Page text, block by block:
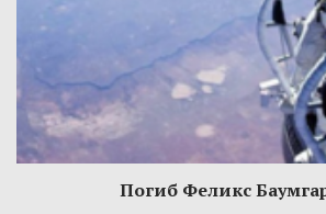
Погиб Феликс